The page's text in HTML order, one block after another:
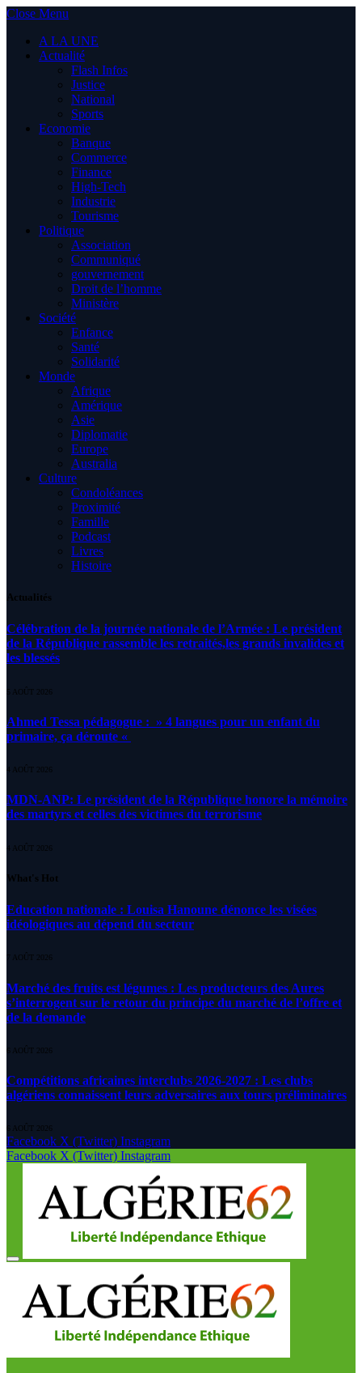
Close Menu
A LA UNE
Actualité
Flash Infos
Justice
National
Sports
Economie
Banque
Commerce
Finance
High-Tech
Industrie
Tourisme
Politique
Association
Communiqué
gouvernement
Droit de l’homme
Ministère
Société
Enfance
Santé
Solidarité
Monde
Afrique
Amérique
Asie
Diplomatie
Europe
Australia
Culture
Condoléances
Proximité
Famille
Podcast
Livres
Histoire
Actualités
Célébration de la journée nationale de l’Armée : Le président
de la République rassemble les retraités,les grands invalides et
les blessés
5 AOÛT 2026
Ahmed Tessa pédagogue : » 4 langues pour un enfant du
primaire, ça déroute «
4 AOÛT 2026
MDN-ANP: Le président de la République honore la mémoire
des martyrs et celles des victimes du terrorisme
4 AOÛT 2026
What's Hot
Education nationale : Louisa Hanoune dénonce les visées
idéologiques au dépend du secteur
7 AOÛT 2026
Marché des fruits est légumes : Les producteurs des Aures
s’interrogent sur le retour du principe du marché de l’offre et
de la demande
6 AOÛT 2026
Compétitions africaines interclubs 2026-2027 : Les clubs
algériens connaissent leurs adversaires aux tours préliminaires
6 AOÛT 2026
Facebook X (Twitter) Instagram
Facebook X (Twitter) Instagram